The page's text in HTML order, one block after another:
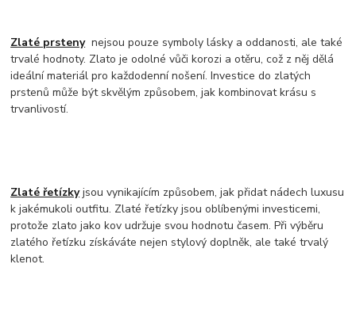
Zlaté prsteny nejsou pouze symboly lásky a oddanosti, ale také
trvalé hodnoty. Zlato je odolné vůči korozi a otěru, což z něj dělá
ideální materiál pro každodenní nošení. Investice do zlatých
prstenů může být skvělým způsobem, jak kombinovat krásu s
trvanlivostí.
Zlaté řetízkyjsou vynikajícím způsobem, jak přidat nádech luxusu
k jakémukoli outfitu. Zlaté řetízky jsou oblíbenými investicemi,
protože zlato jako kov udržuje svou hodnotu časem. Při výběru
zlatého řetízku získáváte nejen stylový doplněk, ale také trvalý
klenot.